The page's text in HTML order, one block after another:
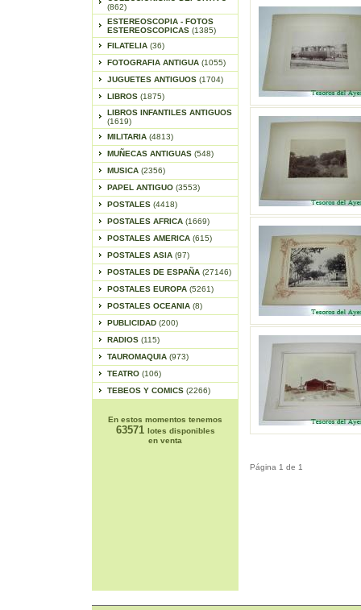
(862)
ESTEREOSCOPIA - FOTOS
ESTEREOSCOPICAS (1385)
FILATELIA (36)
FOTOGRAFIA ANTIGUA (1055)
JUGUETES ANTIGUOS (1704)
LIBROS (1875)
LIBROS INFANTILES ANTIGUOS
(1619)
MILITARIA (4813)
MUÑECAS ANTIGUAS (548)
MUSICA (2356)
PAPEL ANTIGUO (3553)
POSTALES (4418)
POSTALES AFRICA (1669)
POSTALES AMERICA (615)
POSTALES ASIA (97)
POSTALES DE ESPAÑA (27146)
POSTALES EUROPA (5261)
POSTALES OCEANIA (8)
PUBLICIDAD (200)
RADIOS (115)
TAUROMAQUIA (973)
TEATRO (106)
TEBEOS Y COMICS (2266)
En estos momentos tenemos
63571 lotes disponibles
en venta
Página 1 de 1